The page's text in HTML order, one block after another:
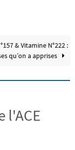
& Vitamine N°222 :
qu’on a apprises
l'ACE